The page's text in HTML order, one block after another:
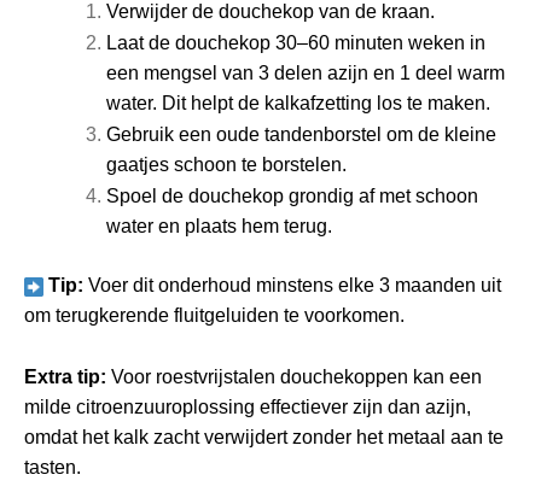
Verwijder de douchekop van de kraan.
Laat de douchekop 30–60 minuten weken in
een mengsel van 3 delen azijn en 1 deel warm
water. Dit helpt de kalkafzetting los te maken.
Gebruik een oude tandenborstel om de kleine
gaatjes schoon te borstelen.
Spoel de douchekop grondig af met schoon
water en plaats hem terug.
Tip: Voer dit onderhoud minstens elke 3 maanden uit
om terugkerende fluitgeluiden te voorkomen.
Extra tip: Voor roestvrijstalen douchekoppen kan een
milde citroenzuuroplossing effectiever zijn dan azijn,
omdat het kalk zacht verwijdert zonder het metaal aan te
tasten.